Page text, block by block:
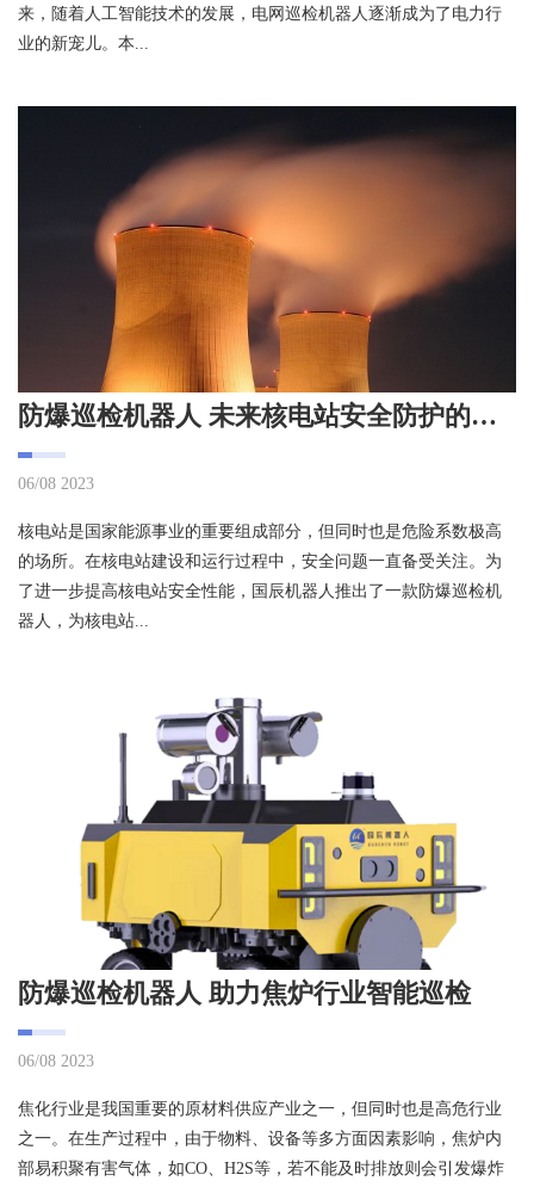
来，随着人工智能技术的发展，电网巡检机器人逐渐成为了电力行
业的新宠儿。本...
防爆巡检机器人 未来核电站安全防护的得力助手
06/08 2023
核电站是国家能源事业的重要组成部分，但同时也是危险系数极高
的场所。在核电站建设和运行过程中，安全问题一直备受关注。为
了进一步提高核电站安全性能，国辰机器人推出了一款防爆巡检机
器人，为核电站...
防爆巡检机器人 助力焦炉行业智能巡检
06/08 2023
焦化行业是我国重要的原材料供应产业之一，但同时也是高危行业
之一。在生产过程中，由于物料、设备等多方面因素影响，焦炉内
部易积聚有害气体，如CO、H2S等，若不能及时排放则会引发爆炸